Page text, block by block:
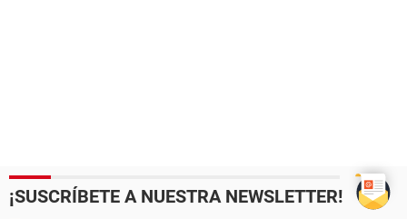
¡SUSCRÍBETE A NUESTRA NEWSLETTER!